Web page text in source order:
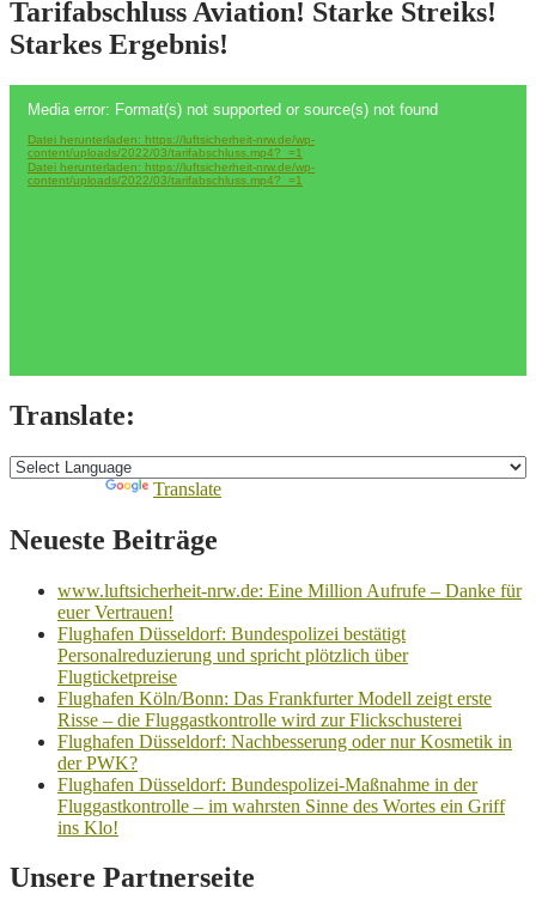
Tarifabschluss Aviation! Starke Streiks!
Starkes Ergebnis!
Player
Media error: Format(s) not supported or source(s) not found
Datei herunterladen: https://luftsicherheit-nrw.de/wp-
content/uploads/2022/03/tarifabschluss.mp4?_=1
Datei herunterladen: https://luftsicherheit-nrw.de/wp-
content/uploads/2022/03/tarifabschluss.mp4?_=1
Translate:
Translate
Neueste Beiträge
www.luftsicherheit-nrw.de: Eine Million Aufrufe – Danke für
euer Vertrauen!
Flughafen Düsseldorf: Bundespolizei bestätigt
Personalreduzierung und spricht plötzlich über
Flugticketpreise
Flughafen Köln/Bonn: Das Frankfurter Modell zeigt erste
Risse – die Fluggastkontrolle wird zur Flickschusterei
Flughafen Düsseldorf: Nachbesserung oder nur Kosmetik in
der PWK?
Flughafen Düsseldorf: Bundespolizei-Maßnahme in der
Fluggastkontrolle – im wahrsten Sinne des Wortes ein Griff
ins Klo!
Unsere Partnerseite